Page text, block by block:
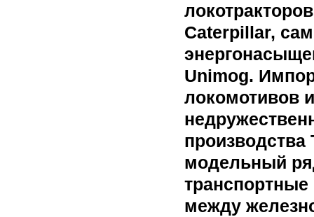
Caterpillar,
Unimog.
локомотивов
модельный
между